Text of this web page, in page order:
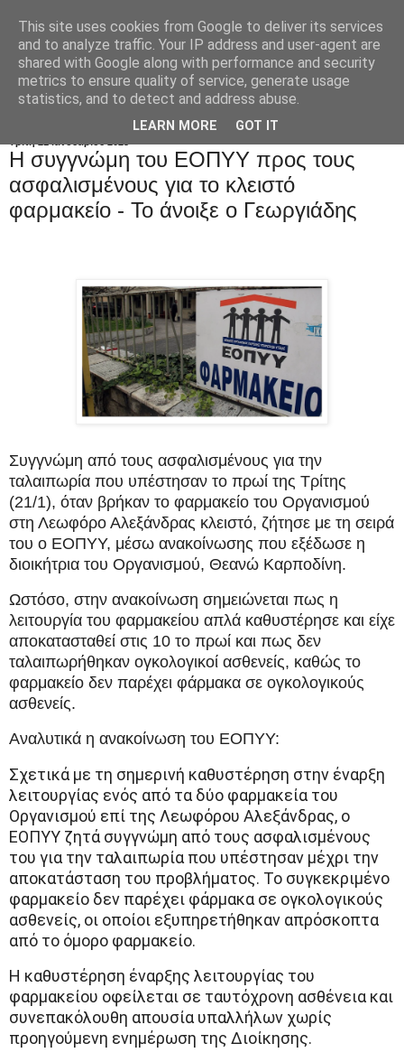
H συγγνώμη του EOΠΥΥ προς τους
ασφαλισμένους για το κλειστό
φαρμακείο - Το άνοιξε ο Γεωργιάδης
Συγγνώμη από τους ασφαλισμένους για την
ταλαιπωρία που υπέστησαν το πρωί της Τρίτης
(21/1), όταν βρήκαν το φαρμακείο του Οργανισμού
στη Λεωφόρο Αλεξάνδρας κλειστό, ζήτησε με τη σειρά
του ο ΕΟΠΥΥ, μέσω ανακοίνωσης που εξέδωσε η
διοικήτρια του Οργανισμού, Θεανώ Καρποδίνη.
Ωστόσο, στην ανακοίνωση σημειώνεται πως η
λειτουργία του φαρμακείου απλά καθυστέρησε και είχε
αποκατασταθεί στις 10 το πρωί και πως δεν
ταλαιπωρήθηκαν ογκολογικοί ασθενείς, καθώς το
φαρμακείο δεν παρέχει φάρμακα σε ογκολογικούς
ασθενείς.
Αναλυτικά η ανακοίνωση του ΕΟΠΥΥ:
Σχετικά με τη σημερινή καθυστέρηση στην έναρξη
λειτουργίας ενός από τα δύο φαρμακεία του
Οργανισμού επί της Λεωφόρου Αλεξάνδρας, ο
ΕΟΠΥΥ ζητά συγγνώμη από τους ασφαλισμένους
του για την ταλαιπωρία που υπέστησαν μέχρι την
αποκατάσταση του προβλήματος. Το συγκεκριμένο
φαρμακείο δεν παρέχει φάρμακα σε ογκολογικούς
ασθενείς, οι οποίοι εξυπηρετήθηκαν απρόσκοπτα
από το όμορο φαρμακείο.
Η καθυστέρηση έναρξης λειτουργίας του
φαρμακείου οφείλεται σε ταυτόχρονη ασθένεια και
συνεπακόλουθη απουσία υπαλλήλων χωρίς
προηγούμενη ενημέρωση της Διοίκησης.
This site uses cookies from Google to deliver its services
and to analyze traffic. Your IP address and user-agent are
shared with Google along with performance and security
metrics to ensure quality of service, generate usage
statistics, and to detect and address abuse.
LEARN MORE GOT IT